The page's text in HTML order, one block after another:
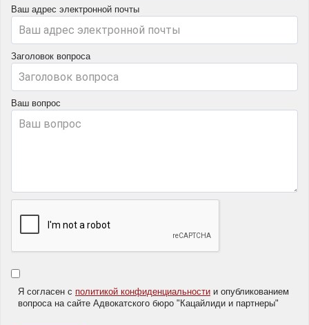
Ваш адрес электронной почты
Заголовок вопроса
Ваш вопрос
Я согласен с политикой конфиденциальности и опубликованием
вопроса на сайте Адвокатского бюро "Кацайлиди и партнеры"